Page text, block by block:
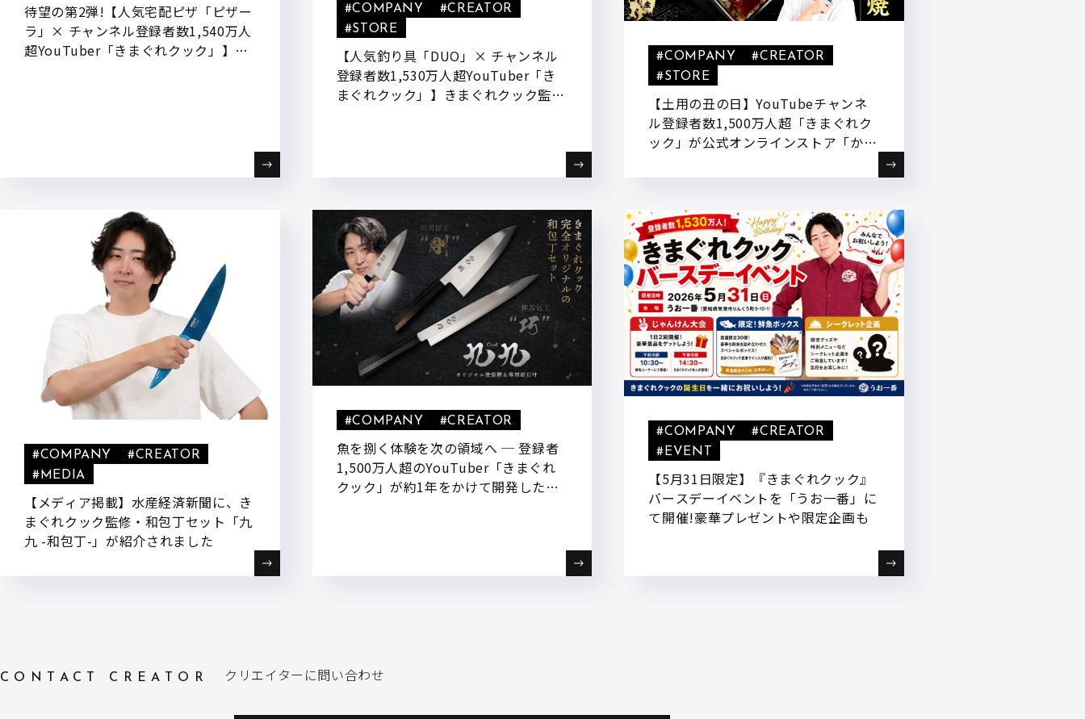
待望の第2弾!【人気宅配ピザ「ピザー
ラ」× チャンネル登録者数1,540万人
超YouTuber「きまぐれクック」】
【人気釣り具「DUO」× チャンネル
登録者数1,530万人超YouTuber「き
まぐれクック」】きまぐれクック監修
#COMPANY
#CREATOR
#STORE
【土用の丑の日】YouTubeチャンネ
ル登録者数1,500万人超「きまぐれク
ック」が公式オンラインストア「かね
鰻”を使用した『きまぐれクック厳選
予約受付開始!
#COMPANY
#CREATOR
#STORE
【メディア掲載】水産経済新聞に、き
まぐれクック監修・和包丁セット「九
九 -和包丁-」が紹介されました
#COMPANY
#CREATOR
#MEDIA
魚を捌く体験を次の領域へ ─ 登録者
1,500万人超のYouTuber「きまぐれ
クック」が約1年をかけて開発した和
#COMPANY #CREATOR
【5月31日限定】『きまぐれクック』
バースデーイベントを「うお一番」に
て開催!豪華プレゼントや限定企画も
#COMPANY
#CREATOR
#EVENT
CONTACT CREATOR クリエイターに問い合わせ